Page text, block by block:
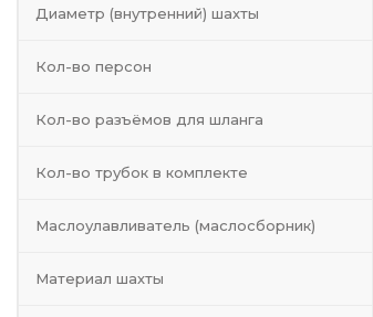
Диаметр (внутренний) шахты
Кол-во персон
Кол-во разъёмов для шланга
Кол-во трубок в комплекте
Маслоулавливатель (маслосборник)
Материал шахты